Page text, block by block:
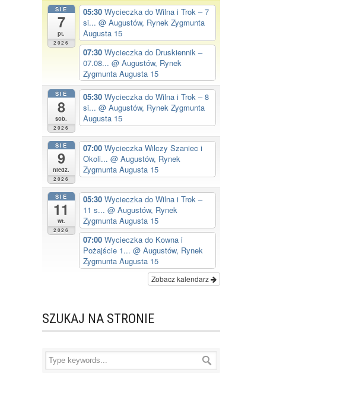
SIE
7
pt.
2026
05:30 Wycieczka do Wilna i Trok – 7
si... @ Augustów, Rynek Zygmunta
Augusta 15
07:30 Wycieczka do Druskiennik –
07.08... @ Augustów, Rynek
Zygmunta Augusta 15
SIE
8
sob.
2026
05:30 Wycieczka do Wilna i Trok – 8
si... @ Augustów, Rynek Zygmunta
Augusta 15
SIE
9
niedz.
2026
07:00 Wycieczka Wilczy Szaniec i
Okoli... @ Augustów, Rynek
Zygmunta Augusta 15
SIE
11
wt.
2026
05:30 Wycieczka do Wilna i Trok –
11 s... @ Augustów, Rynek
Zygmunta Augusta 15
07:00 Wycieczka do Kowna i
Pożajście 1... @ Augustów, Rynek
Zygmunta Augusta 15
Zobacz kalendarz
SZUKAJ NA STRONIE